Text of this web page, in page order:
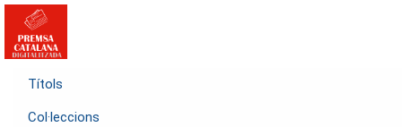
Títols
Col·leccions